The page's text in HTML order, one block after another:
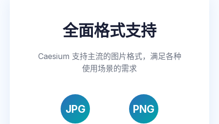
全面格式支持
Caesium 支持主流的图片格式，满足各种
使用场景的需求
JPG PNG